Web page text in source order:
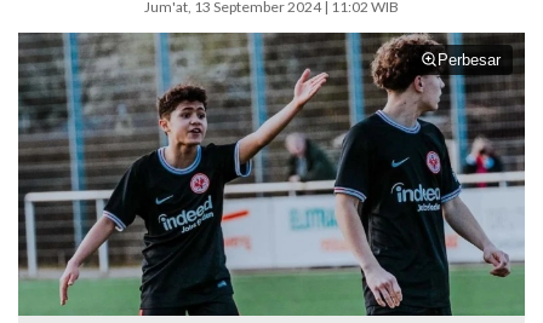
Jum'at, 13 September 2024 | 11:02 WIB
Perbesar